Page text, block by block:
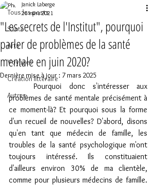
Tous les posts
Santé
Arts
Voyages
Création littéraire
Autres
"Les secrets de l'Institut", pourquoi
parler de problèmes de la santé
mentale en juin 2020?
Janick Laberge
26 mars 2021
Dernière mise à jour : 7 mars 2025
	Pourquoi donc s'intéresser aux
problèmes de santé mentale précisément à
ce moment-là? Et pourquoi sous la forme
d'un recueil de nouvelles? D'abord, disons
qu'en tant que médecin de famille, les
troubles de la santé psychologique m'ont
toujours intéressé. Ils constituaient
d'ailleurs environ 30% de ma clientèle,
comme pour plusieurs médecins de famille.